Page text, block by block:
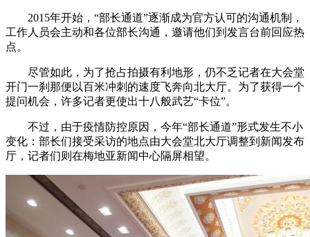
2015年开始，“部长通道”逐渐成为官方认可的沟通机制，
工作人员会主动和各位部长沟通，邀请他们到发言台前回应热
点。
尽管如此，为了抢占拍摄有利地形，仍不乏记者在大会堂
开门一刹那便以百米冲刺的速度飞奔向北大厅。为了获得一个
提问机会，许多记者更使出十八般武艺“卡位”。
不过，由于疫情防控原因，今年“部长通道”形式发生不小
变化：部长们接受采访的地点由大会堂北大厅调整到新闻发布
厅，记者们则在梅地亚新闻中心隔屏相望。